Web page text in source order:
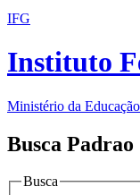
IFG
Instituto
Ministério da Educação
Busca Padrao
Busca